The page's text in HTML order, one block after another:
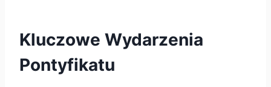
Kluczowe Wydarzenia
Pontyfikatu